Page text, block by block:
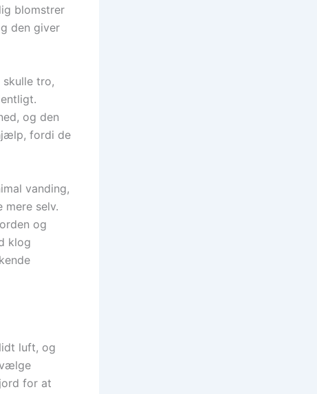
blomstrer
den giver
tro,
og den
fordi de
vanding,
selv.
og
klog
luft, og
for at